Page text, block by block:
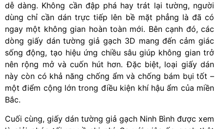
dễ dàng. Không cần đập phá hay trát lại tường, người
dùng chỉ cần dán trực tiếp lên bề mặt phẳng là đã có
ngay một không gian hoàn toàn mới. Bên cạnh đó, các
dòng giấy dán tường giả gạch 3D mang đến cảm giác
sống động, tạo hiệu ứng chiều sâu giúp không gian trở
nên rộng mở và cuốn hút hơn. Đặc biệt, loại giấy dán
này còn có khả năng chống ẩm và chống bám bụi tốt –
một điểm cộng lớn trong điều kiện khí hậu ẩm của miền
Bắc.
Cuối cùng, giấy dán tường giả gạch Ninh Bình được xem